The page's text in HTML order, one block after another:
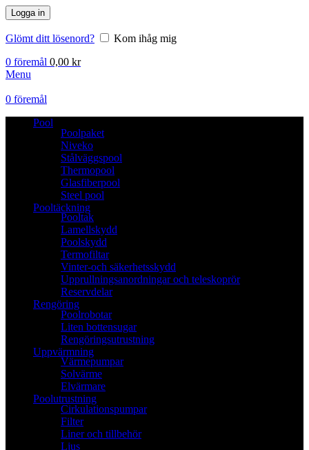
Logga in
Glömt ditt lösenord?
Kom ihåg mig
0 föremål 0,00 kr
Menu
0 föremål
Pool
Poolpaket
Niveko
Stålväggspool
Thermopool
Glasfiberpool
Steel pool
Pooltäckning
Pooltak
Lamellskydd
Poolskydd
Termofiltar
Vinter-och säkerhetsskydd
Upprullningsanordningar och teleskoprör
Reservdelar
Rengöring
Poolrobotar
Liten bottensugar
Rengöringsutrustning
Uppvärmning
Värmepumpar
Solvärme
Elvärmare
Poolutrustning
Cirkulationspumpar
Filter
Liner och tillbehör
Ljus